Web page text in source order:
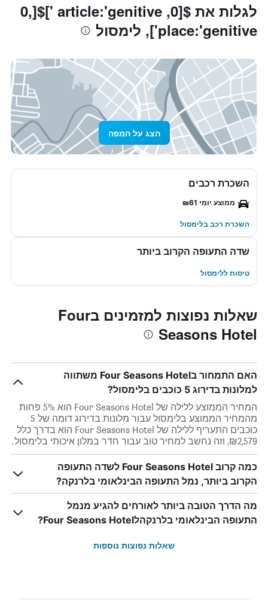
לגלות את $[0, article:'genitive ']$[0,
place:'genitive'], לימסול
הצג על המפה
השכרת רכבים
ממוצע יומי ₪61
השכרת רכב בלימסול
שדה התעופה הקרוב ביותר
טיסות ללימסול
שאלות נפוצות למזמינים בFour
Seasons Hotel
האם התמחור בFour Seasons Hotel משתווה
למלונות בדירוג 5 כוכבים בלימסול?
המחיר הממוצע ללילה של Four Seasons Hotel הוא 5% פחות
מהמחיר הממוצע בלימסול עבור מלונות בדירוג דומה של 5
כוכבים התעריף ללילה של Four Seasons Hotel הוא בדרך כלל
₪2,579, וזה נחשב למחיר טוב עבור חדר במלון איכותי בלימסול.
כמה קרוב Four Seasons Hotel לשדה התעופה
הקרוב ביותר, נמל התעופה הבינלאומי בלרנקה?
מה הדרך הטובה ביותר לאורחים להגיע מנמל
התעופה הבינלאומי בלרנקהלFour Seasons Hotel?
שאלות נפוצות נוספות